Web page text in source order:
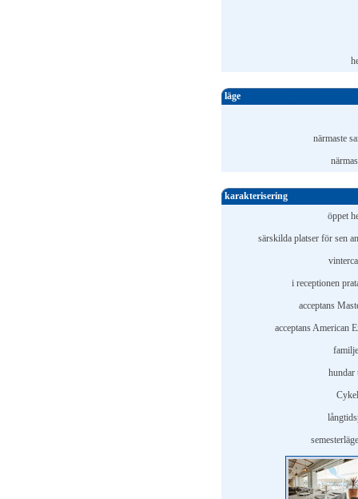
läge
närmaste
karakterisering
öppet
särskilda platser för sen
i receptionen
acceptans
acceptans American
hundar